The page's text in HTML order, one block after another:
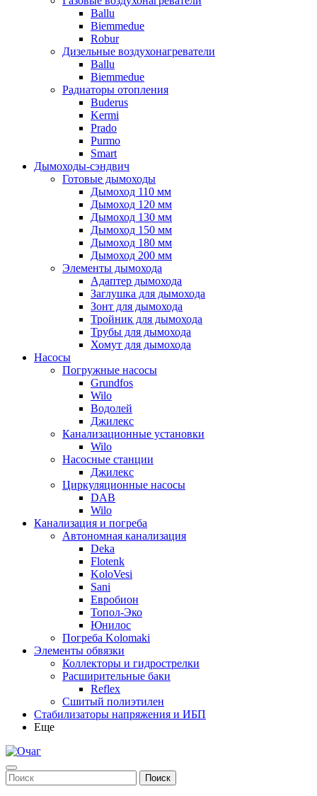
Ballu
Biemmedue
Robur
Дизельные воздухонагреватели
Ballu
Biemmedue
Радиаторы отопления
Buderus
Kermi
Prado
Purmo
Smart
Дымоходы-сэндвич
Готовые дымоходы
Дымоход 110 мм
Дымоход 120 мм
Дымоход 130 мм
Дымоход 150 мм
Дымоход 180 мм
Дымоход 200 мм
Элементы дымохода
Адаптер дымохода
Заглушка для дымохода
Зонт для дымохода
Тройник для дымохода
Трубы для дымохода
Хомут для дымохода
Насосы
Погружные насосы
Grundfos
Wilo
Водолей
Джилекс
Канализационные установки
Wilo
Насосные станции
Джилекс
Циркуляционные насосы
DAB
Wilo
Канализация и погреба
Автономная канализация
Deka
Flotenk
KoloVesi
Sani
Евробион
Топол-Эко
Юнилос
Погреба Kolomaki
Элементы обвязки
Коллекторы и гидрострелки
Расширительные баки
Reflex
Сшитый полиэтилен
Стабилизаторы напряжения и ИБП
Еще